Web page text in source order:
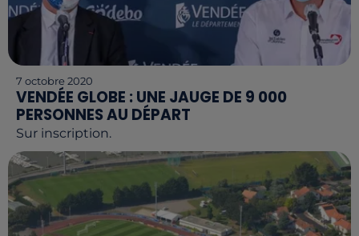
7 octobre 2020
VENDÉE GLOBE : UNE JAUGE DE 9 000
PERSONNES AU DÉPART
Sur inscription.